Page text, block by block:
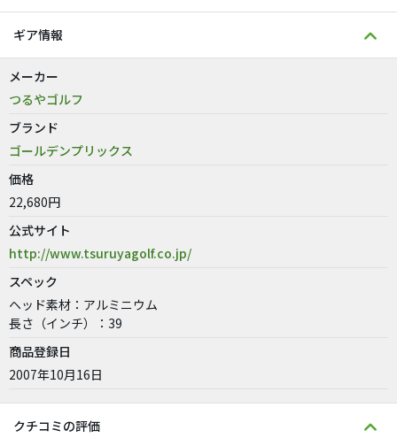
ギア情報
メーカー
つるやゴルフ
ブランド
ゴールデンプリックス
価格
22,680円
公式サイト
http://www.tsuruyagolf.co.jp/
スペック
ヘッド素材：アルミニウム
長さ（インチ）：39
商品登録日
2007年10月16日
クチコミの評価